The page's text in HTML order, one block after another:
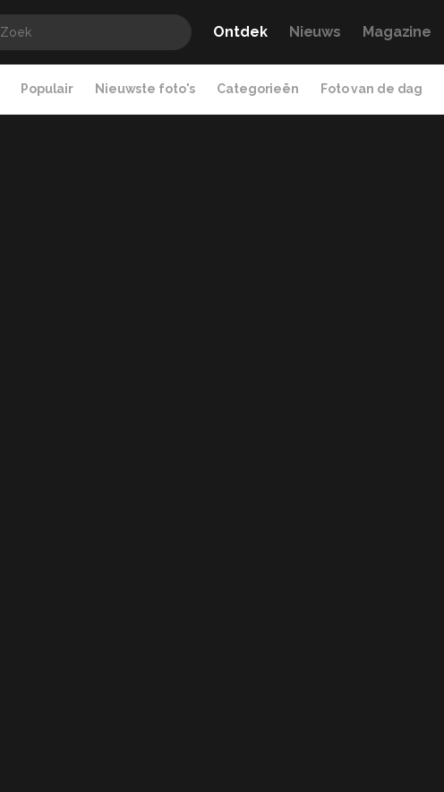
Ontdek Nieuws Magazine
Populair Nieuwste foto's Categorieën Foto van de dag